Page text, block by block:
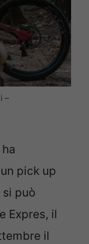
–
pick up
si può
Expres, il
il